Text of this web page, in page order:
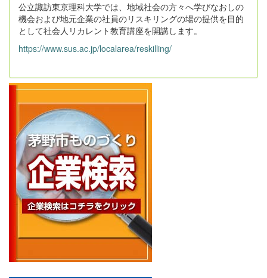
公立諏訪東京理科大学では、地域社会の方々へ学びなおしの
機会および地元企業の社員のリスキリングの場の提供を目的
として社会人リカレント教育講座を開講します。
https://www.sus.ac.jp/localarea/reskilling/